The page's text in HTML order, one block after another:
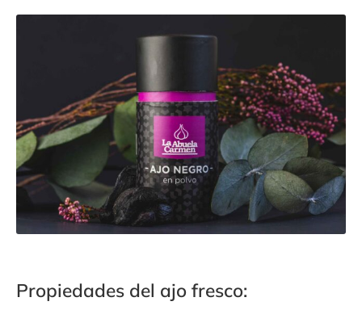
Propiedades del ajo fresco: